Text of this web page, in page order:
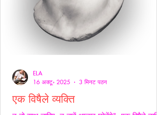
एक विषैले व्यक्ति
ELA
16 अक्टू॰ 2025
3 मिनट पठन